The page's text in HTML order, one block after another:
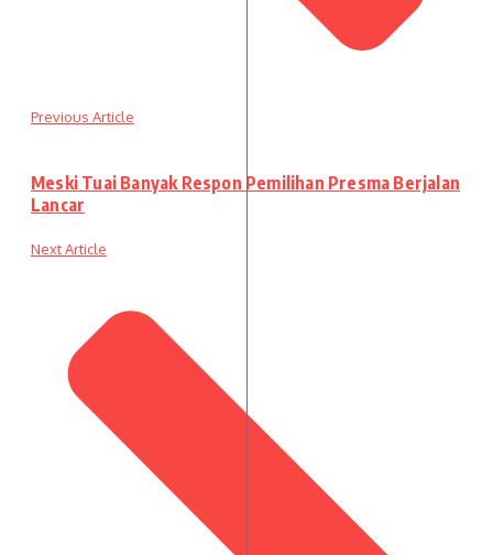
Previous Article
Meski Tuai Banyak Respon Pemilihan Presma Berjalan
Lancar
Next Article